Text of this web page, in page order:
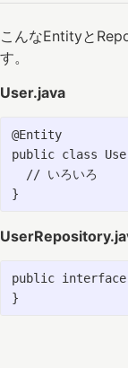
こんなEntityと
す。
User.java
@Entity
public class
  // いろいろ
public interface